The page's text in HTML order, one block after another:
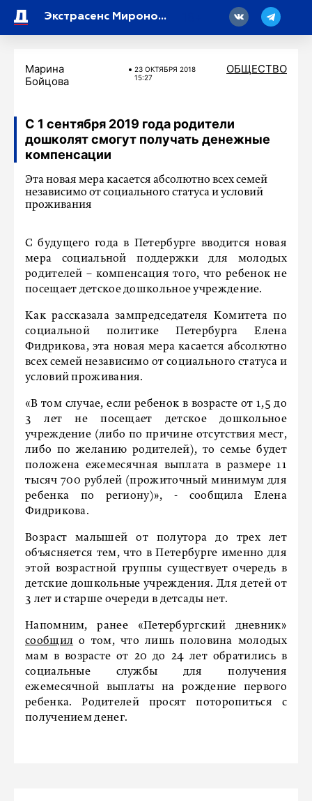
Экстрасенс Миронова объяснила, почему кошки выбирают для сна конкретные места на теле хозяина
Марина
Бойцова
23 ОКТЯБРЯ 2018
15:27
ОБЩЕСТВО
С 1 сентября 2019 года родители
дошколят смогут получать денежные
компенсации
Эта новая мера касается абсолютно всех семей
независимо от социального статуса и условий
проживания
С будущего года в Петербурге вводится новая
мера социальной поддержки для молодых
родителей – компенсация того, что ребенок не
посещает детское дошкольное учреждение.
Как рассказала зампредседателя Комитета по
социальной политике Петербурга Елена
Фидрикова, эта новая мера касается абсолютно
всех семей независимо от социального статуса и
условий проживания.
«В том случае, если ребенок в возрасте от 1,5 до
3 лет не посещает детское дошкольное
учреждение (либо по причине отсутствия мест,
либо по желанию родителей), то семье будет
положена ежемесячная выплата в размере 11
тысяч 700 рублей (прожиточный минимум для
ребенка по региону)», - сообщила Елена
Фидрикова.
Возраст малышей от полутора до трех лет
объясняется тем, что в Петербурге именно для
этой возрастной группы существует очередь в
детские дошкольные учреждения. Для детей от
3 лет и старше очереди в детсады нет.
Напомним, ранее «Петербургский дневник»
сообщил о том, что лишь половина молодых
мам в возрасте от 20 до 24 лет обратились в
социальные службы для получения
ежемесячной выплаты на рождение первого
ребенка. Родителей просят поторопиться с
получением денег.